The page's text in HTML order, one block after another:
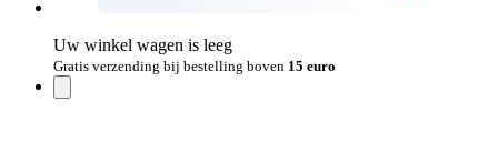
Uw winkel wagen is leeg
Gratis verzending bij bestelling boven 15 euro